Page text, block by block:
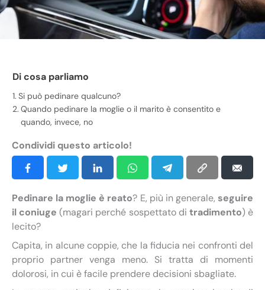
Di cosa parliamo
Si può pedinare qualcuno?
Quando pedinare la moglie o il marito è consentito e
quando, invece, no
Condividi questo articolo!
Pedinare la moglie è reato? E, più in generale, seguire
il coniuge (magari perché sospettato di tradimento) è
lecito?
Capita, in alcune coppie, che la fiducia nei confronti del
proprio partner venga meno. Si tratta di momenti
dolorosi, in cui è facile prendere decisioni sbagliate.